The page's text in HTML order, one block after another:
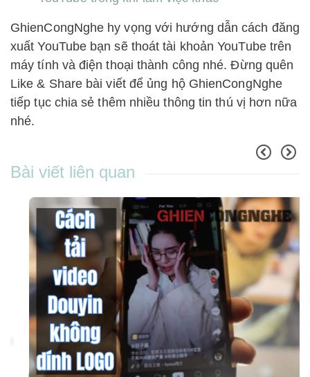
GhienCongNghe hy vọng với hướng dẫn cách đăng
xuất YouTube bạn sẽ thoát tài khoản YouTube trên
máy tính và điện thoại thành công nhé. Đừng quên
Like & Share bài viết để ủng hộ GhienCongNghe
tiếp tục chia sẻ thêm nhiều thông tin thú vị hơn nữa
nhé.
Bài viết liên quan